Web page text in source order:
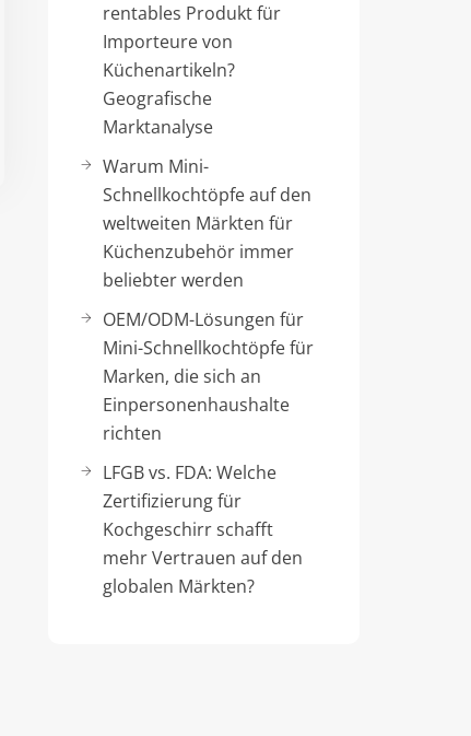
rentables Produkt für
Importeure von
Küchenartikeln?
Geografische
Marktanalyse
Warum Mini-
Schnellkochtöpfe auf den
weltweiten Märkten für
Küchenzubehör immer
beliebter werden
OEM/ODM-Lösungen für
Mini-Schnellkochtöpfe für
Marken, die sich an
Einpersonenhaushalte
richten
LFGB vs. FDA: Welche
Zertifizierung für
Kochgeschirr schafft
mehr Vertrauen auf den
globalen Märkten?